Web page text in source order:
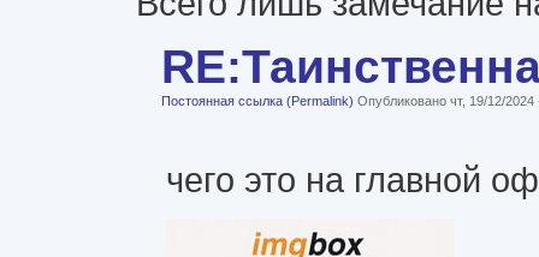
Постоянная ссылка (Permalink) Опубликовано чт, 19/12/
чего это на главной